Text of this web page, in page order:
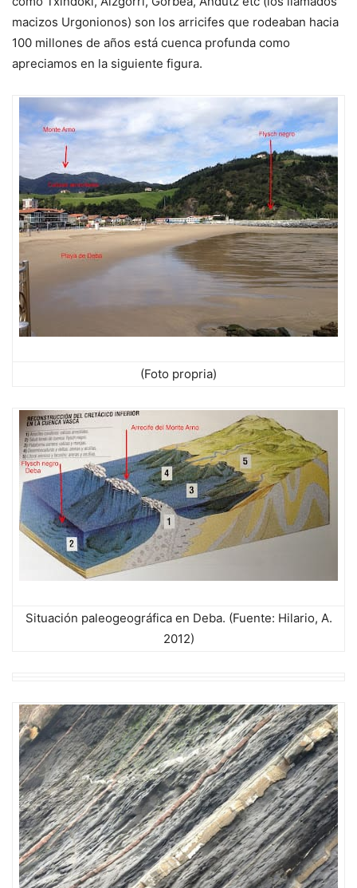
macizos Urgonionos) son los arricifes que rodeaban hacia
100 millones de años está cuenca profunda como
apreciamos en la siguiente figura.
(Foto propria)
Situación paleogeográfica en Deba. (Fuente: Hilario, A.
2012)